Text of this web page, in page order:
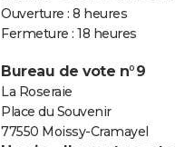
Ouverture : 8 heures
Fermeture : 18 heures
Bureau de vote n°9
La Roseraie
Place du Souvenir
77550 Moissy-Cramayel